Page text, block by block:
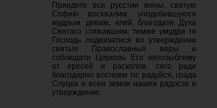
Приидите вси русстии жены, святую
Софию восхвалим, уподобившуюся
мудрым девам, елей благодати Духа
Святаго стяжавшим; темже умудри тя
Господь подвизатися во утверждении
святыя Православныя веры и
соблюдати Церковь Его непозыблему
от ересей и расколов, сего ради
благодарно воспоем ти: радуйся, града
Слуцка и всея земли нашея радосте и
утверждение.